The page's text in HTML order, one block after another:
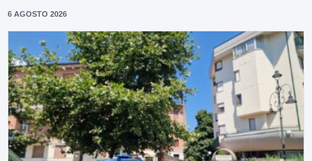
6 AGOSTO 2026